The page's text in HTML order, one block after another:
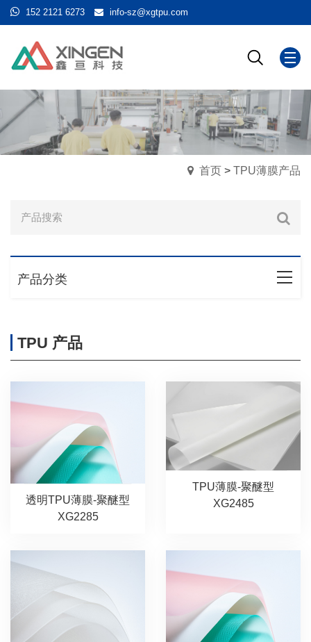
152 2121 6273 info-sz@xgtpu.com
首页 > TPU薄膜产品
产品分类
TPU 产品
透明TPU薄膜-聚醚型
XG2285
TPU薄膜-聚醚型
XG2485